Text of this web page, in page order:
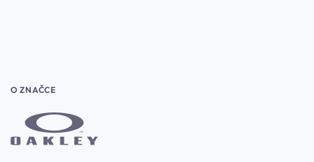
O ZNAČCE